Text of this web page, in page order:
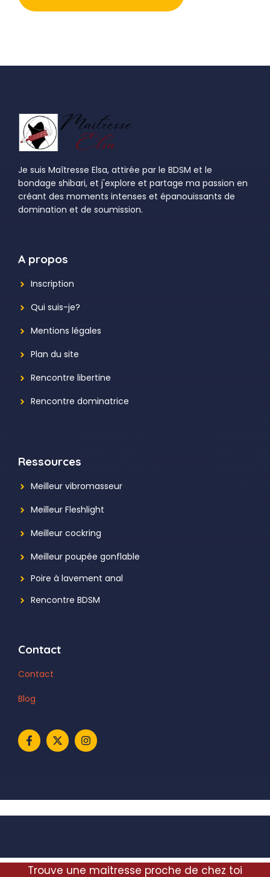
Je suis Maîtresse Elsa, attirée par le BDSM et le
bondage shibari, et j'explore et partage ma passion en
créant des moments intenses et épanouissants de
domination et de soumission.
A propos
Inscription
Qui suis-je?
Mentions légales
Plan du site
Rencontre libertine
Rencontre dominatrice
Ressources
Meilleur vibromasseur
Meilleur Fleshlight
Meilleur cockring
Meilleur poupée gonflable
Poire à lavement anal
Rencontre BDSM
Contact
Contact
Blog
Trouve une maitresse proche de chez toi